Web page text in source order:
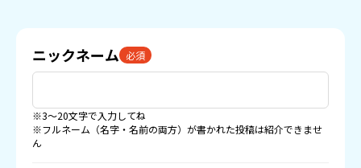
ニックネーム 必須
※3〜20文字で入力してね
※フルネーム（名字・名前の両方）が書かれた投稿は紹介できませ
ん